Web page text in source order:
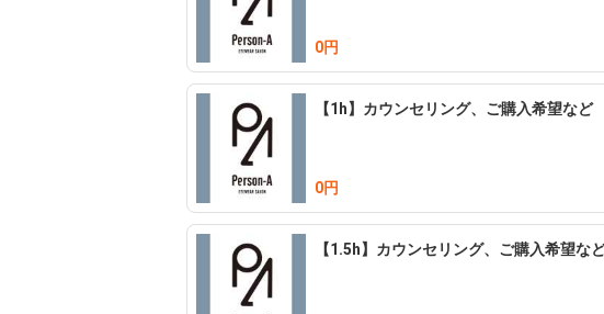
ご予約無しでもご来店いただけますが、ご予約のお客様優
0円
【1h】カウンセリング、ご購入希望など
0円
【1.5h】カウンセリング、ご購入希望な